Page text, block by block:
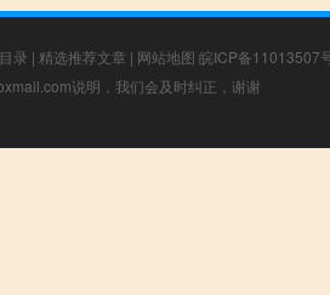
录 | 精选推荐文章 | 网站地图 皖ICP备11013507
说明，我们会及时纠正，谢谢